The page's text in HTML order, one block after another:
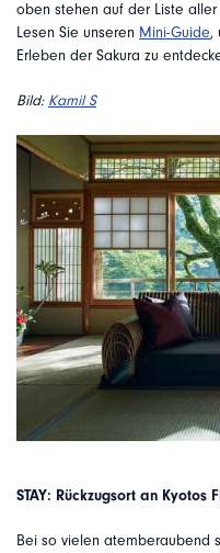
oben stehen auf der Liste
Lesen Sie unseren Mini-Guide,
Erleben der Sakura zu
Bild: Kamil S
STAY: Rückzugsort an Kyotos
Bei so vielen atemberaubend